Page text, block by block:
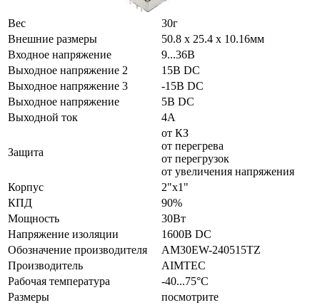
Вес
30г
Внешние размеры
50.8 x 25.4 x 10.16мм
Входное напряжение
9...36В
Выходное напряжение 2
15В DC
Выходное напряжение 3
-15В DC
Выходное напряжение
5В DC
Выходной ток
4А
Защита
от КЗ
от перегрева
от перегрузок
от увеличения напряжения
Корпус
2"x1"
КПД
90%
Мощность
30Вт
Напряжение изоляции
1600В DC
Обозначение производителя
AM30EW-240515TZ
Производитель
AIMTEC
Рабочая температура
-40...75°C
Размеры
посмотрите